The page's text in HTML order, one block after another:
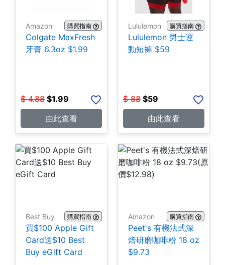
Amazon 購買指南
Colgate MaxFresh
牙膏 6.3oz $1.99
$ 4.88 $1.99
由此查看
Lululemon 購買指南
Lululemon 男士運
動短褲 $59
$ 88 $59
由此查看
Best Buy 購買指南
買$100 Apple Gift
Card送$10 Best
Buy eGift Card
Amazon 購買指南
Peet's 有機法式深
焙研磨咖啡粉 18 oz
$9.73